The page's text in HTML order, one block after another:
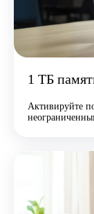
1 ТБ
Активируйте